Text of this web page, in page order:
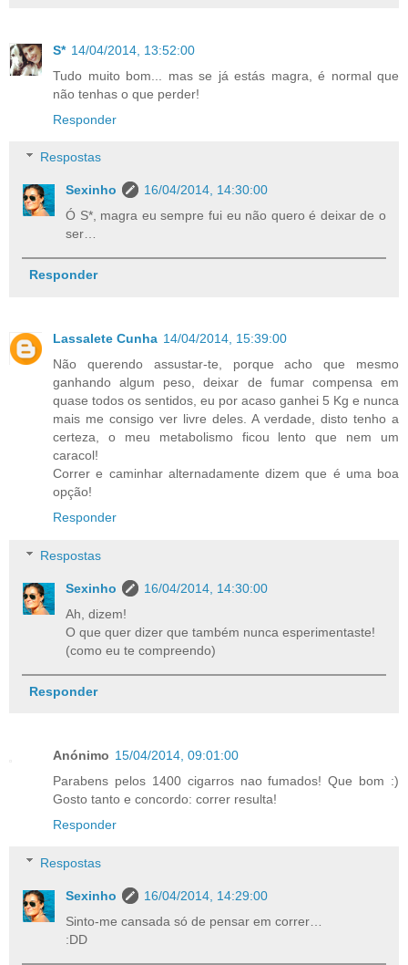
S* 14/04/2014, 13:52:00
Tudo muito bom... mas se já estás magra, é normal que
não tenhas o que perder!
Responder
Respostas
Sexinho
16/04/2014, 14:30:00
Ó S*, magra eu sempre fui eu não quero é deixar de o
ser…
Responder
Lassalete Cunha 14/04/2014, 15:39:00
Não querendo assustar-te, porque acho que mesmo
ganhando algum peso, deixar de fumar compensa em
quase todos os sentidos, eu por acaso ganhei 5 Kg e nunca
mais me consigo ver livre deles. A verdade, disto tenho a
certeza, o meu metabolismo ficou lento que nem um
caracol!
Correr e caminhar alternadamente dizem que é uma boa
opção!
Responder
Respostas
Sexinho
16/04/2014, 14:30:00
Ah, dizem!
O que quer dizer que também nunca esperimentaste!
(como eu te compreendo)
Responder
Anónimo 15/04/2014, 09:01:00
Parabens pelos 1400 cigarros nao fumados! Que bom :)
Gosto tanto e concordo: correr resulta!
Responder
Respostas
Sexinho
16/04/2014, 14:29:00
Sinto-me cansada só de pensar em correr…
:DD